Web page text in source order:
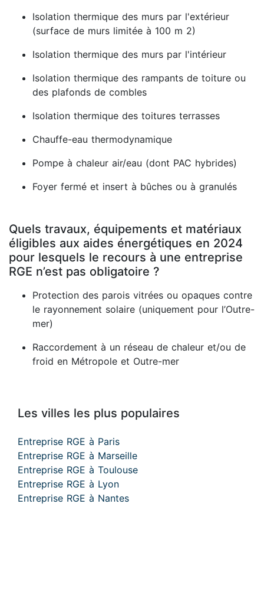
Isolation thermique des murs par l'extérieur
(surface de murs limitée à 100 m 2)
Isolation thermique des murs par l'intérieur
Isolation thermique des rampants de toiture ou
des plafonds de combles
Isolation thermique des toitures terrasses
Chauffe-eau thermodynamique
Pompe à chaleur air/eau (dont PAC hybrides)
Foyer fermé et insert à bûches ou à granulés
Quels travaux, équipements et matériaux
éligibles aux aides énergétiques en 2024
pour lesquels le recours à une entreprise
RGE n’est pas obligatoire ?
Protection des parois vitrées ou opaques contre
le rayonnement solaire (uniquement pour l’Outre-
mer)
Raccordement à un réseau de chaleur et/ou de
froid en Métropole et Outre-mer
Les villes les plus populaires
Entreprise RGE à Paris
Entreprise RGE à Marseille
Entreprise RGE à Toulouse
Entreprise RGE à Lyon
Entreprise RGE à Nantes